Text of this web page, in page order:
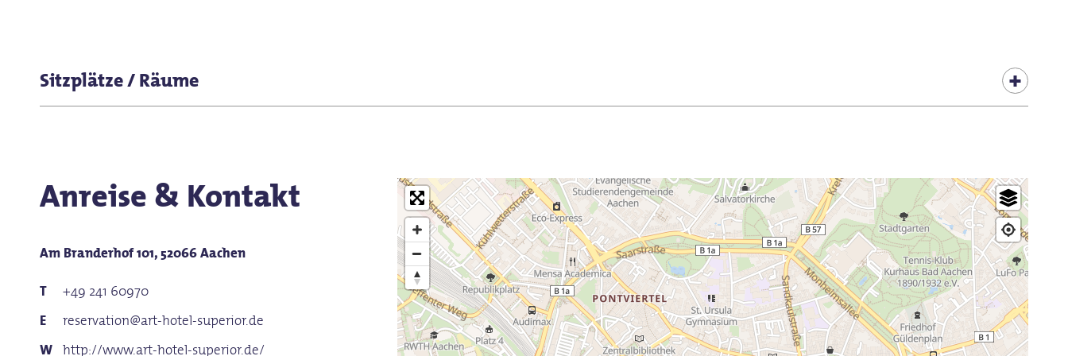
Sitzplätze / Räume
Anreise & Kontakt
Am Branderhof 101, 52066 Aachen
+49 241 60970
reservation@art-hotel-superior.de
http://www.art-hotel-superior.de/